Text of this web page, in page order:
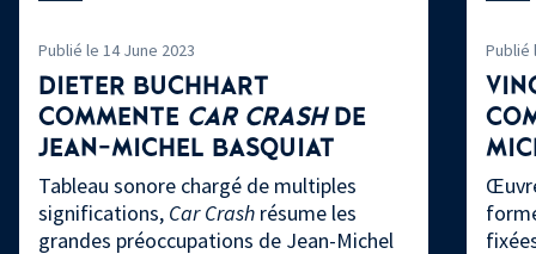
Publié le 14 June 2023
DIETER BUCHHART
COMMENTE CAR CRASHDE
JEAN-MICHEL BASQUIAT
Tableau sonore chargé de multiples
significations, Car Crash résume les
grandes préoccupations de Jean-Michel
Publié